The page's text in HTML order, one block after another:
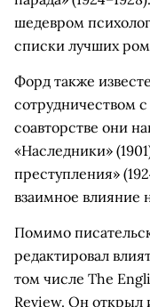
шедевром
списки лучших
Форд также
сотрудничеством
соавторстве они
«Наследники»
преступления»
взаимное влияние
Помимо
редактировал
том числе The
Review. Он открыл